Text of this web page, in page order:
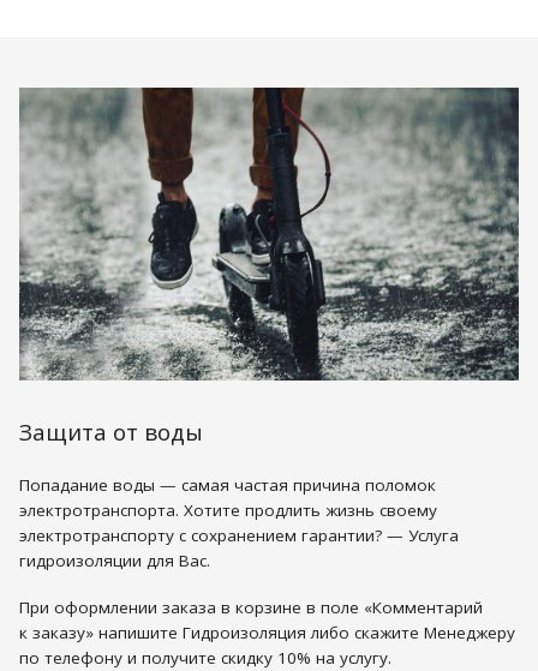
Защита от воды
Попадание воды — самая частая причина поломок
электротранспорта. Хотите продлить жизнь своему
электротранспорту с сохранением гарантии? — Услуга
гидроизоляции для Вас.
При оформлении заказа в корзине в поле «Комментарий
к заказу» напишите Гидроизоляция либо скажите Менеджеру
по телефону и получите скидку 10% на услугу.